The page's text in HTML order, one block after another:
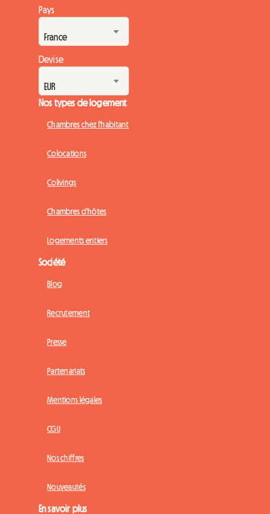
Pays
Devise
Nos types de logement
Chambres chez l'habitant
Colocations
Colivings
Chambres d'hôtes
Logements entiers
Société
Blog
Recrutement
Presse
Partenariats
Mentions légales
CGU
Nos chiffres
Nouveautés
En savoir plus